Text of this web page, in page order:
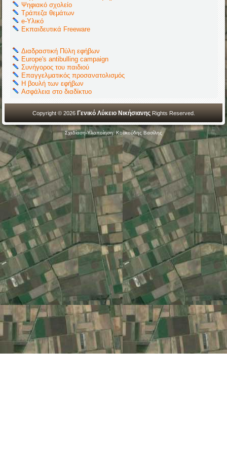
Ψηφιακό σχολείο
Τράπεζα θεμάτων
e-Υλικό
Εκπαιδευτικά Freeware
Διαδραστική Πύλη εφήβων
Europe's antibulling campaign
Συνήγορος του παιδιού
Επαγγελματικός προσανατολισμός
Η βουλή των εφήβων
Ασφάλεια στο διαδίκτυο
Copyright © 2026 Γενικό Λύκειο Νικήσιανης Rights Reserved.
Σχεδίαση-Υλοποίηση: Κουκούδης Βασίλης